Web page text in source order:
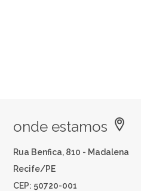
onde estamos
Rua Benfica, 810 - Madalena
Recife/PE
CEP: 50720-001